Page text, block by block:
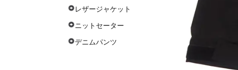
レザージャケット
ニットセーター
デニムパンツ